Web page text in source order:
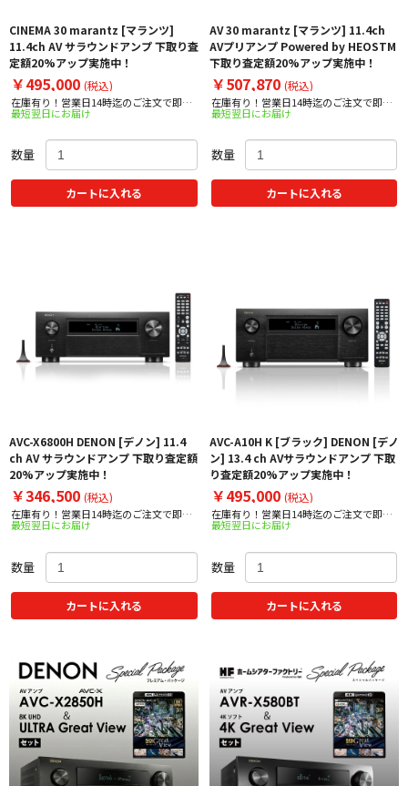
CINEMA 30 marantz [マランツ]
11.4ch AV サラウンドアンプ 下取り査
定額20%アップ実施中！
￥495,000 (税込)
在庫有り！営業日14時迄のご注文で即日
出荷！
最短翌日にお届け
数量
カートに入れる
AV 30 marantz [マランツ] 11.4ch
AVプリアンプ Powered by HEOSTM
下取り査定額20%アップ実施中！
￥507,870 (税込)
在庫有り！営業日14時迄のご注文で即日
出荷！
最短翌日にお届け
数量
カートに入れる
AVC-X6800H DENON [デノン] 11.4
ch AV サラウンドアンプ 下取り査定額
20%アップ実施中！
￥346,500 (税込)
在庫有り！営業日14時迄のご注文で即日
出荷！
最短翌日にお届け
数量
カートに入れる
AVC-A10H K [ブラック] DENON [デノ
ン] 13.4 ch AVサラウンドアンプ 下取
り査定額20%アップ実施中！
￥495,000 (税込)
在庫有り！営業日14時迄のご注文で即日
出荷！
最短翌日にお届け
数量
カートに入れる